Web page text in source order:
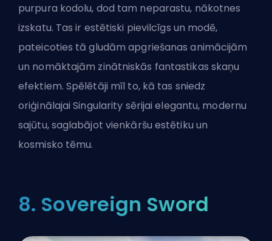
purpura kodolu, dod tam neparastu, nākotnes
izskatu. Tas ir estētiski pievilcīgs un modē,
pateicoties tā gludām apgriešanas animācijām
un nomāktajām zinātniskās fantastikas skaņu
efektiem. Spēlētāji mīl to, kā tas sniedz
oriģinālajai Singularity sērijai elegantu, modernu
sajūtu, saglabājot vienkāršu estētiku un
kosmisko tēmu.
8. Sovereign Sword